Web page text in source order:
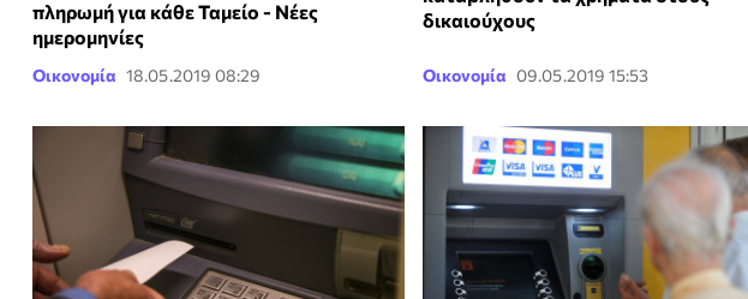
πληρωμή για κάθε Ταμείο - Νέες
ημερομηνίες
Οικονομία 18.05.2019 08:29
δικαιούχους
Οικονομία 09.05.2019 15:53